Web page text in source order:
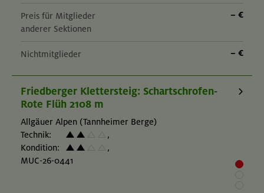
Preis für Mitglieder
anderer Sektionen
– €
Nichtmitglieder – €
Friedberger Klettersteig: Schartschrofen-
Rote Flüh 2108 m
Allgäuer Alpen (Tannheimer Berge)
Technik:
,
Kondition:
,
MUC-26-0441